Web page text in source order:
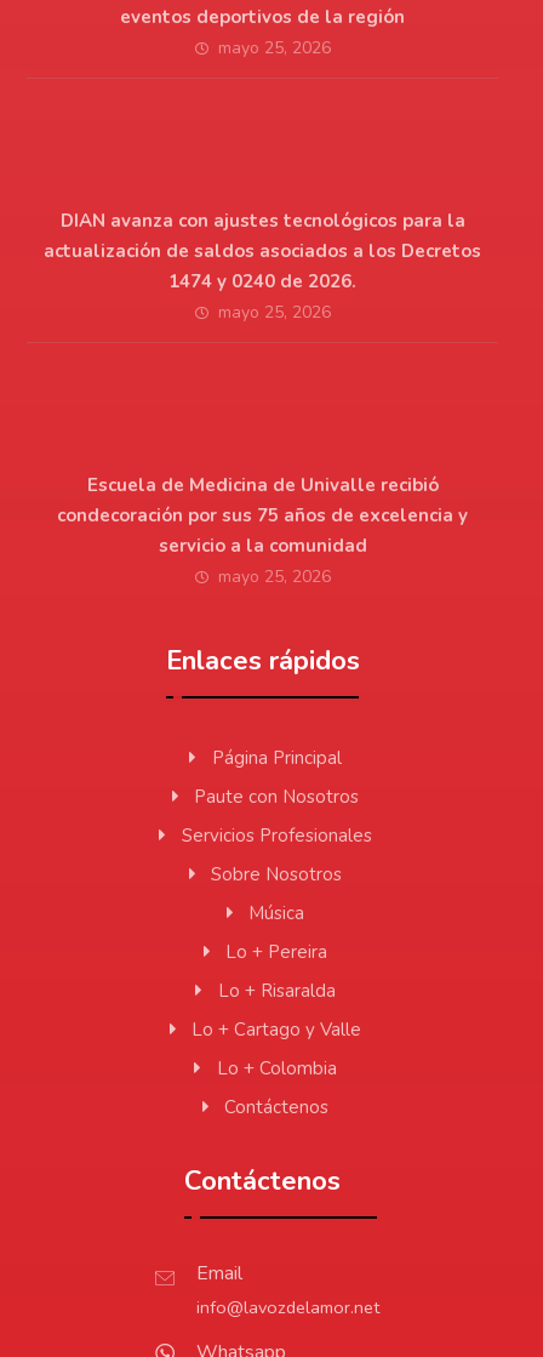
eventos deportivos de la región
mayo 25, 2026
DIAN avanza con ajustes tecnológicos para la
actualización de saldos asociados a los Decretos
1474 y 0240 de 2026.
mayo 25, 2026
Escuela de Medicina de Univalle recibió
condecoración por sus 75 años de excelencia y
servicio a la comunidad
mayo 25, 2026
Enlaces rápidos
Página Principal
Paute con Nosotros
Servicios Profesionales
Sobre Nosotros
Música
Lo + Pereira
Lo + Risaralda
Lo + Cartago y Valle
Lo + Colombia
Contáctenos
Contáctenos
Email
info@lavozdelamor.net